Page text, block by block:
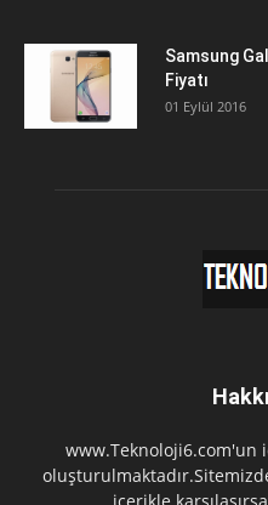
Samsung
Fiyatı
01 Eylül 2016
www.Teknoloji6.com'un